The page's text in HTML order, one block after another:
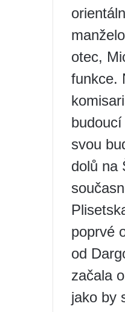
otec,
funkce.
svou
dolů na
poprvé
od
začala
jako by